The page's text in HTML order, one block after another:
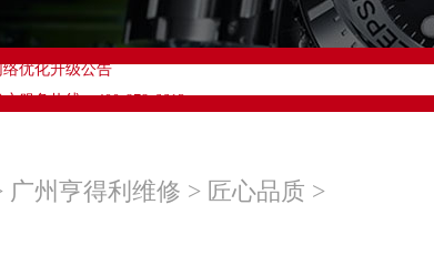
优化升级公告
服务热线：400-878-6612
网点地址：
汇国际中心A塔7层704室亨得利售后服务中心（需提前预约）
广州亨得利维修 > 匠心品质 >